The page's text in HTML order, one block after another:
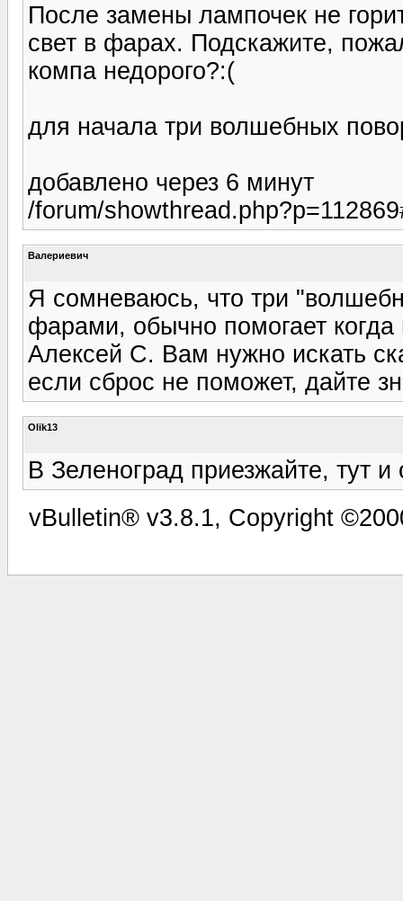
После замены лампочек не
свет в фарах. Подскажите,
компа недорого?:(
для начала три волшебных
добавлено через 6 минут
/forum/
Валериевич
Я сомневаюсь, что три
фарами, обычно помогает
Алексей С. Вам нужно искать
если сброс не поможет, дайте
Olik13
В Зеленоград приезжайте, тут
vBulletin® v3.8.1, Copyright